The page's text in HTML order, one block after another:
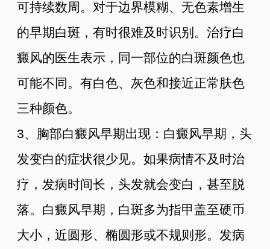
可持续数周。对于边界模糊、无色素增生
的早期白斑，有时很难及时识别。治疗白
癜风的医生表示，同一部位的白斑颜色也
可能不同。有白色、灰色和接近正常肤色
三种颜色。
3、胸部白癜风早期出现：白癜风早期，头
发变白的症状很少见。如果病情不及时治
疗，发病时间长，头发就会变白，甚至脱
落。白癜风早期，白斑多为指甲盖至硬币
大小，近圆形、椭圆形或不规则形。发病